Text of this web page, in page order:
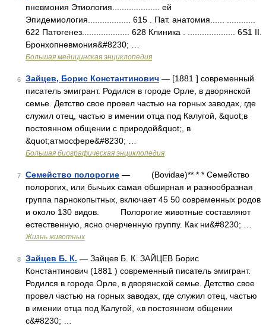
пневмония Этиология.................... ей
Эпидемиология.................. 615 . Пат. анатомия...... ............
622 Патогенез.................... 628 Клиника . .................... 6S1 II.
Бронхопневмония&#8230; …
Большая медицинская энциклопедия
6 Зайцев, Борис Константинович — [1881 ] современный
писатель эмигрант. Родился в городе Орле, в дворянской
семье. Детство свое провел частью на горных заводах, где
служил отец, частью в имении отца под Калугой, &quot;в
постоянном общении с природой&quot;, в
&quot;атмосфере&#8230; …
Большая биографическая энциклопедия
7 Семейство полорогие — (Bovidae)** * * Семейство
полорогих, или бычьих самая обширная и разнообразная
группа парнокопытных, включает 45 50 современных родов
и около 130 видов. Полорогие животные составляют
естественную, ясно очерченную группу. Как ни&#8230; …
Жизнь животных
8 Зайцев Б. К. — Зайцев Б. К. ЗАЙЦЕВ Борис
Константинович (1881 ) современный писатель эмигрант.
Родился в городе Орле, в дворянской семье. Детство свое
провел частью на горных заводах, где служил отец, частью
в имении отца под Калугой, «в постоянном общении
с&#8230; …